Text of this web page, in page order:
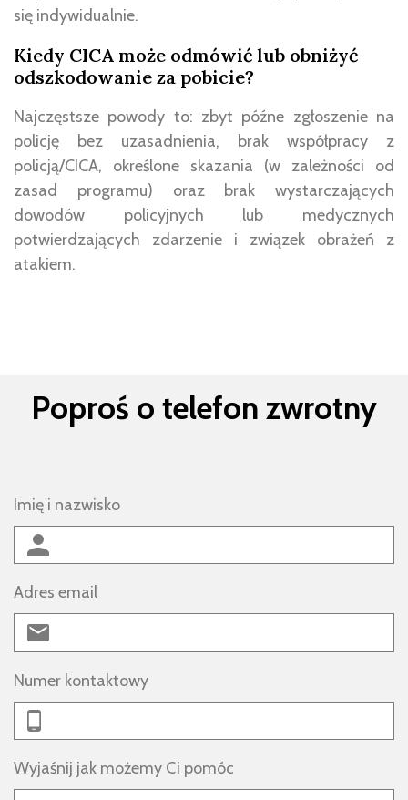
się indywidualnie.
Kiedy CICA może odmówić lub obniżyć
odszkodowanie za pobicie?
Najczęstsze powody to: zbyt późne zgłoszenie na
policję bez uzasadnienia, brak współpracy z
policją/CICA, określone skazania (w zależności od
zasad programu) oraz brak wystarczających
dowodów policyjnych lub medycznych
potwierdzających zdarzenie i związek obrażeń z
atakiem.
Poproś o telefon zwrotny
Imię i nazwisko
Adres email
Numer kontaktowy
Wyjaśnij jak możemy Ci pomóc